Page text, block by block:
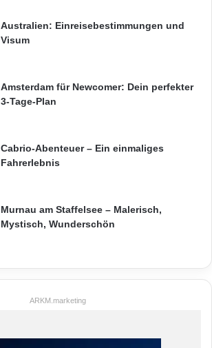
Australien: Einreisebestimmungen und
Visum
Amsterdam für Newcomer: Dein perfekter
3-Tage-Plan
Cabrio-Abenteuer – Ein einmaliges
Fahrerlebnis
Murnau am Staffelsee – Malerisch,
Mystisch, Wunderschön
ARKM.marketing